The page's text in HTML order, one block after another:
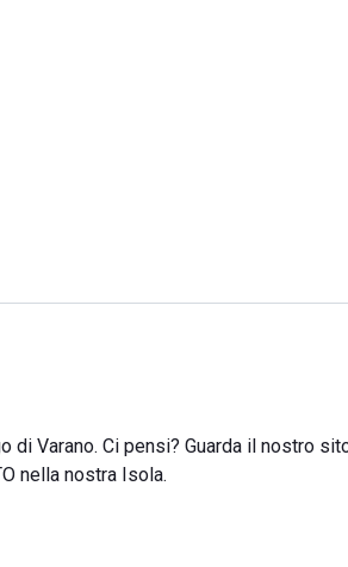
di Varano. Ci pensi? Guarda il nostro
nella nostra Isola.